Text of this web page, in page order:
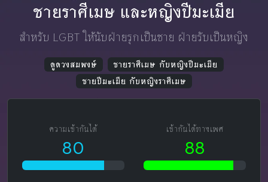
ชายราศีเมษ และหญิงปีมะเมีย
สำหรับ LGBT ให้นับฝ่ายรุกเป็นชาย ฝ่ายรับเป็นหญิง
ดูดวงสมพงษ์
ชายราศีเมษ กับหญิงปีมะเมีย
ชายปีมะเมีย กับหญิงราศีเมษ
ความเข้ากันได้
80
เข้ากันได้ทางเพศ
88